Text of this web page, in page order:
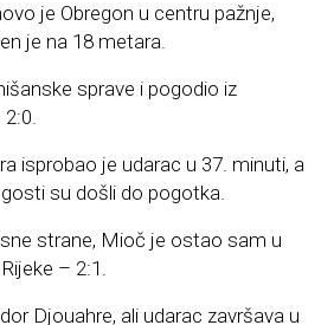
je Obregon u centru pažnje,
je na 18 metara.
sprave i pogodio iz
isprobao je udarac u 37. minuti, a
su došli do pogotka.
strane, Mioč je ostao sam u
– 2:1.
Djouahre, ali udarac završava u